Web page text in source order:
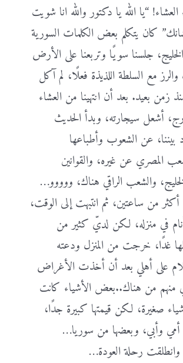
“يا الله يا دكتور والله انا شويت
كان يتكلم بعض الكلمات السورية
جلسنا سويًا وتربعنا على الأرض
مع السلطة اللذيذة فعلًا، لم آكل
زمن بعيد. بعد أن انتهينا من العشاء
أشعل سيجارته، وبدأ الحديث
بيننا، عن الشعوب وأطباعها
المصري عن غيره، والقوانين
والشعب الراقي هناك، ووووو…
من ساعتين، ثم انتبهت إلى الوقت،
في منزله، لكن لديّ كثير من
غدًا، خرجت من المنزل ودعته
على أهلي بعد أن أخذت الأغراض
منهم من هناك..بعض الأشياء كانت
صغيرة، لكن قيمتها كبيرة جدًا،
وأبي، وبعضها من سوريا…
وانطلقت رحلة العودة…